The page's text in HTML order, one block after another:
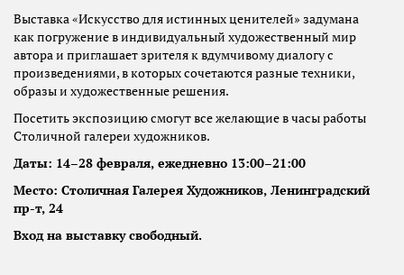
Выставка «Искусство для истинных ценителей» задумана
как погружение в индивидуальный художественный мир
автора и приглашает зрителя к вдумчивому диалогу с
произведениями, в которых сочетаются разные техники,
образы и художественные решения.
Посетить экспозицию смогут все желающие в часы работы
Столичной галереи художников.
Даты: 14–28 февраля, ежедневно 13:00–21:00
Место: Столичная Галерея Художников, Ленинградский
пр-т, 24
Вход на выставку свободный.